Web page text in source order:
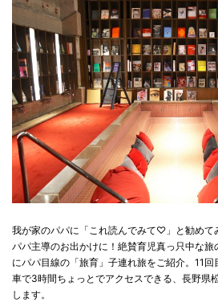
我が家のパパに「これ読んでみて♡」と勧めて
パパ主導のお出かけに！絶賛育児真っ只中な旅
にパパ目線の「旅育」子連れ旅をご紹介。11
車で3時間ちょっとでアクセスできる、長野県
します。